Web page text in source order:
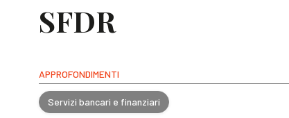
SFDR
APPROFONDIMENTI
Servizi bancari e finanziari